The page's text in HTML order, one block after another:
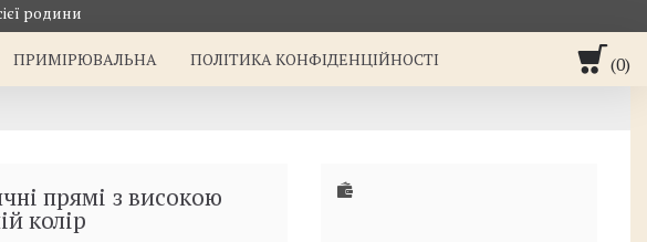
родини
ПРИМІРЮВАЛЬНА ПОЛІТИКА КОНФІДЕНЦІЙНОСТІ
прямі з високою
колір